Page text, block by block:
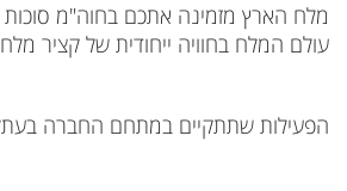
מלח הארץ מזמינה אתכם בחוה"מ
עולם המלח בחוויה ייחודית של קציר
הפעילות שתתקיים במתחם החברה